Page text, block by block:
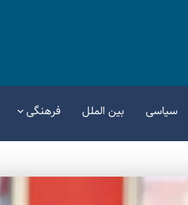
سیاسی بین الملل فرهنگی